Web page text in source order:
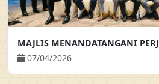
07/04/2026